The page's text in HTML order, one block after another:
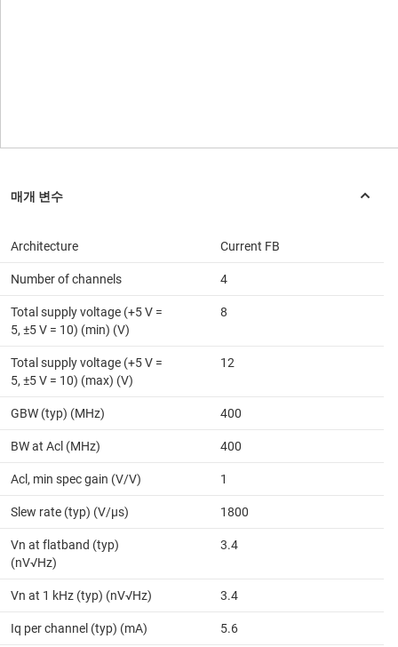
Architecture Current FB
Number of channels 4
Total supply voltage (+5 V =
5, ±5 V = 10) (min) (V)
8
Total supply voltage (+5 V =
5, ±5 V = 10) (max) (V)
12
GBW (typ) (MHz) 400
BW at Acl (MHz) 400
Acl, min spec gain (V/V) 1
Slew rate (typ) (V/µs) 1800
Vn at flatband (typ)
(nV√Hz)
3.4
Vn at 1 kHz (typ) (nV√Hz) 3.4
Iq per channel (typ) (mA) 5.6